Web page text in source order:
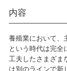
内容
養殖業において、
という時代は完全
工夫したさまざま
は別のラインで新